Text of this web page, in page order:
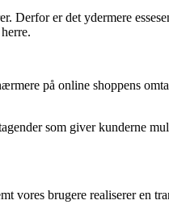
Derfor er det ydermere
på online shoppens
som giver kunderne
vores brugere realiserer en